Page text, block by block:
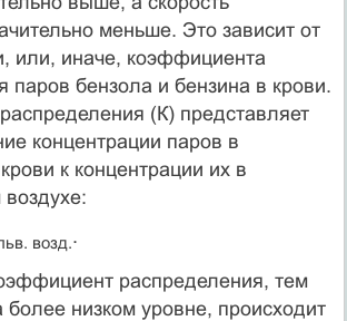
меньше. Это зависит от
или, иначе, коэффициента
паров бензола и бензина в крови.
(К) представляет
концентрации паров в
к концентрации их в
возд..
распределения, тем
более низком уровне, происходит